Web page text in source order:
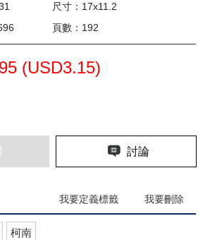
尺寸：17x11.2
頁數：192
(USD3.15)
討論
我要定義標籤 我要刪除
柯南